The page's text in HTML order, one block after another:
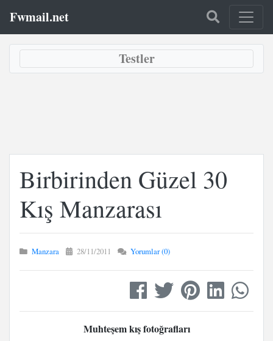
Fwmail.net
Testler
Birbirinden Güzel 30
Kış Manzarası
Manzara 28/11/2011 Yorumlar (0)
Muhteşem kış fotoğrafları